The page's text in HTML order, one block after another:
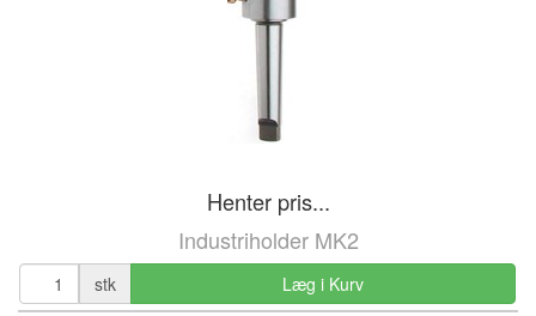
Henter pris...
Industriholder MK2
stk Læg i Kurv